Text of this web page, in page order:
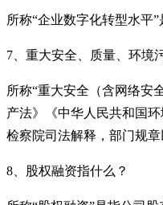
所称“企业数字化转型水平
7、重大安全、质量、环境
所称“重大安全（含网络安
产法》《中华人民共和国
检察院司法解释，部门规
8、股权融资指什么？